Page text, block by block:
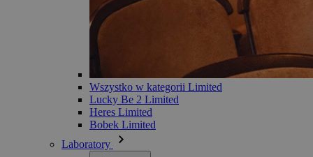
Wszystko w kategorii Limited
Lucky Be 2 Limited
Heres Limited
Bobek Limited
Laboratory